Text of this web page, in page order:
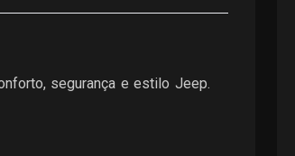
segurança e estilo Jeep.